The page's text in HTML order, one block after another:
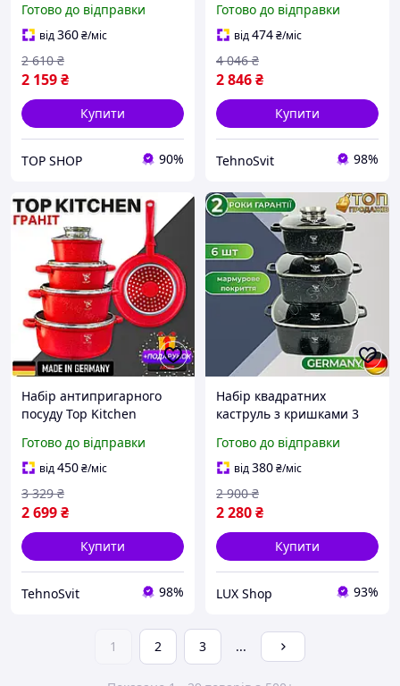
сталі Набір каструль з
багатошаровим дном
Кухонний посуд
Готово до відправки
від360₴/міс
2 159₴
2 610 ₴
Купити
TOP SHOP 90%
дном для індукції
Готово до відправки
від474₴/міс
2 846₴
4 046 ₴
Купити
TehnoSvit 98%
Набір антипригарного
посуду Top Kitchen
гранітним покриттям
Комплект каструль з
сковорідкою
Готово до відправки
від450₴/міс
2 699₴
3 329 ₴
Купити
TehnoSvit 98%
Набір квадратних
каструль з кришками 3
Комплект кухонного
посуду 6 шт Квадратні
каструлі з мармуровим
покриттям
Готово до відправки
від380₴/міс
2 280₴
2 900 ₴
Купити
LUX Shop 93%
1 2 3 ...